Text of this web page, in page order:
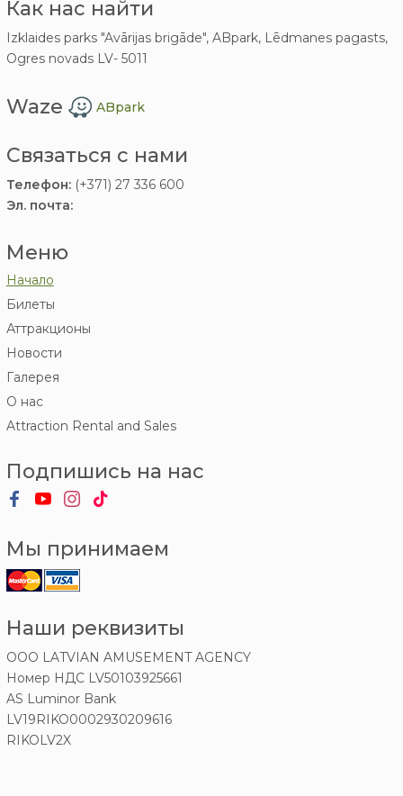
Как нас найти
Izklaides parks "Avārijas brigāde", ABpark, Lēdmanes pagasts,
Ogres novads LV- 5011
Waze ABpark
Связаться с нами
Телефон:(+371) 27 336 600
Эл. почта:
Меню
Начало
Билеты
Аттракционы
Новости
Галерея
О нас
Attraction Rental and Sales
Подпишись на нас
Мы принимаем
Наши реквизиты
OOO LATVIAN AMUSEMENT AGENCY
Номер НДС LV50103925661
AS Luminor Bank
LV19RIKO0002930209616
RIKOLV2X